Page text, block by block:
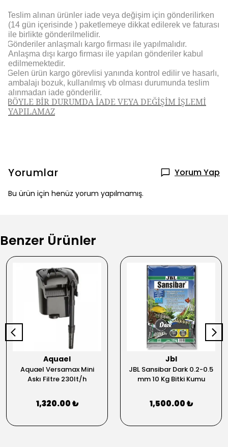
Teslim alınan ürünler iade veya değişim için gönderilirken
(14 gün içerisinde ) paketlemeye dikkat edilerek ve faturası
ile birlikte gönderilmelidir.
Gönderiler anlaşmalı kargo firması ile yapılmalıdır.
Anlaşma dışı kargo firması ile yapılan gönderiler kabul
edilmemektedir.
Gelen ürün kargo görevlisi yanında kontrol edilir ve hasarlı,
ambalajı bozuk, kullanılmış vb olması durumunda teslim
alınmadan iade gönderilir.
BÖYLE BİR DURUMDA İADE VEYA DEĞİŞİM İŞLEMİ
YAPILAMAZ
Yorumlar Yorum Yap
Bu ürün için henüz yorum yapılmamış.
Benzer Ürünler
Aquael
Aquael Versamax Mini
Askı Filtre 230lt/h
1,320.00 ₺
Jbl
JBL Sansibar Dark 0.2-0.5
mm 10 Kg Bitki Kumu
1,500.00 ₺